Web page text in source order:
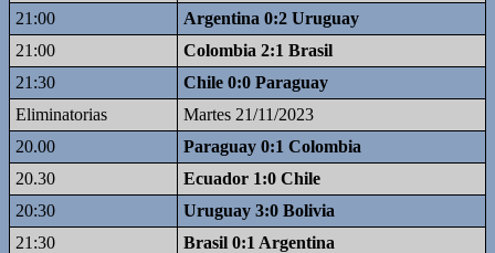
21:00
Argentina 0:2 Uruguay
21:00
Colombia 2:1 Brasil
21:30
Chile 0:0 Paraguay
Eliminatorias
Martes 21/11/2023
20.00
Paraguay 0:1 Colombia
20.30
Ecuador 1:0 Chile
20:30
Uruguay 3:0 Bolivia
21:30
Brasil 0:1 Argentina